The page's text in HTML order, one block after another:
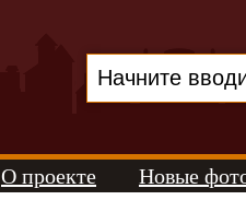
О проекте Новые